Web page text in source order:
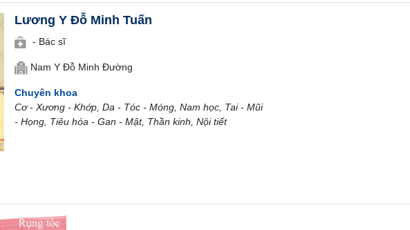
Lương Y Đỗ Minh Tuấn
- Bác sĩ
Nam Y Đỗ Minh Đường
Chuyên khoa
Cơ - Xương - Khớp, Da - Tóc - Móng, Nam học, Tai - Mũi
- Họng, Tiêu hóa - Gan - Mật, Thần kinh, Nội tiết